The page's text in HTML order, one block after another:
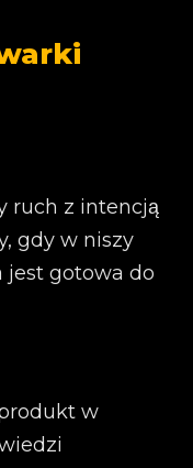
ruch z intencją
gdy w niszy
jest gotowa do
w